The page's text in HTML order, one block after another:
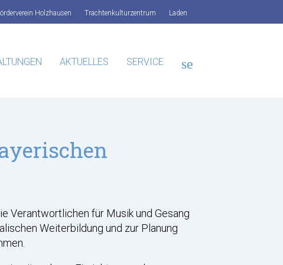
Laden
Trachtenkulturzentrum
Holzhausen
AKTUELLES SERVICE search
Verantwortlichen für Musik und Gesang
Weiterbildung und zur Planung